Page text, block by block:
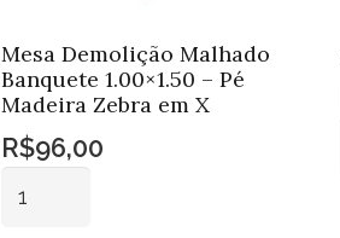
Mesa Demolição Malhado
Banquete 1.00×1.50 – Pé
Madeira Zebra em X
R$96,00